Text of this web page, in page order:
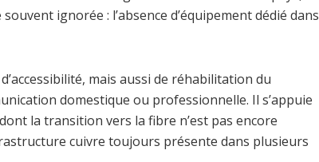
ignorée : l’absence d’équipement dédié dans
mais aussi de réhabilitation du
domestique ou professionnelle. Il s’appuie
la transition vers la fibre n’est pas encore
cuivre toujours présente dans plusieurs